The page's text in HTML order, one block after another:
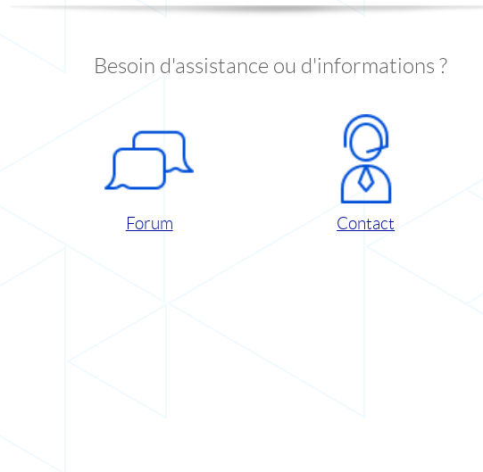
Besoin d'assistance ou d'informations ?
Forum Contact